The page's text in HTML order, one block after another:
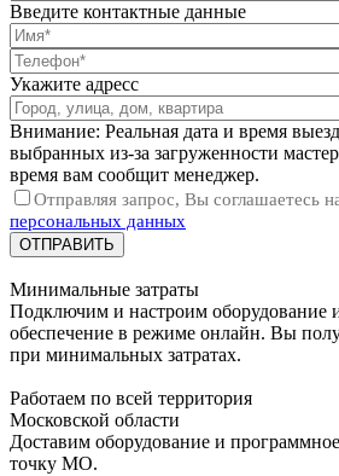
Введите контактные данные
Укажите адресс
Внимание: Реальная дата и время
выбранных из-за загруженности
время вам сообщит менеджер.
Отправляя запрос, Вы соглашаетесь
персональных данных
Минимальные затраты
Подключим и настроим оборудование
обеспечение в режиме онлайн. Вы
при минимальных затратах.
Работаем по всей территория
Московской области
Доставим оборудование и
точку МО.